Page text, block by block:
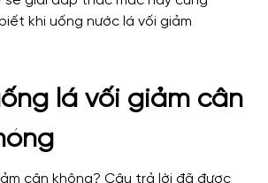
lá vối giảm cân
cân không? Câu trả lời đã được